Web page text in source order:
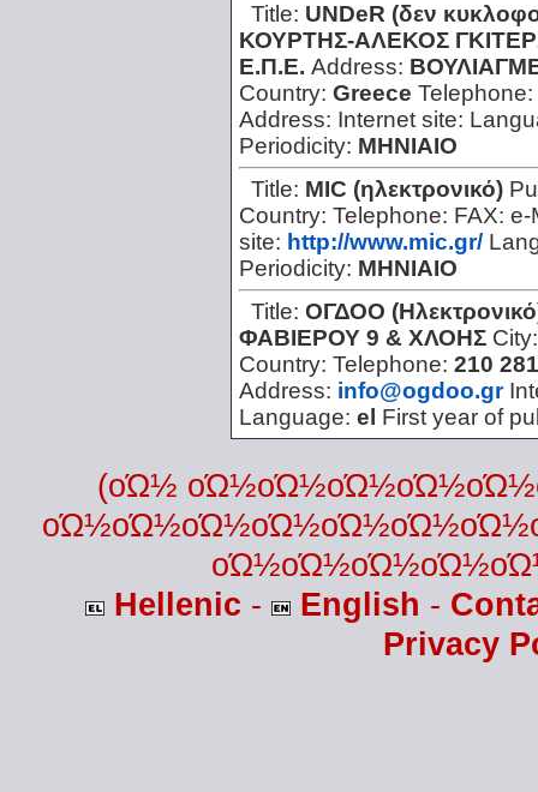
Title: UNDeR (δεν
ΚΟΥΡΤΗΣ-ΑΛΕΚΟΣ
Ε.Π.Ε. Address:
Country: Greece Telephone:
Address: Internet site:
Periodicity: ΜΗΝΙΑΙΟ
Title: MIC (ηλεκτρονικό)
Country: Telephone: FAX: e-
site: http://www.mic.gr/
Periodicity: ΜΗΝΙΑΙΟ
Title: ΟΓΔΟΟ
ΦΑΒΙΕΡΟΥ 9 & ΧΛΟΗΣ
Country: Telephone: 210
Address: info@ogdoo.gr
Language: el First year of
(οΏ½
Hellenic - English -
Privacy